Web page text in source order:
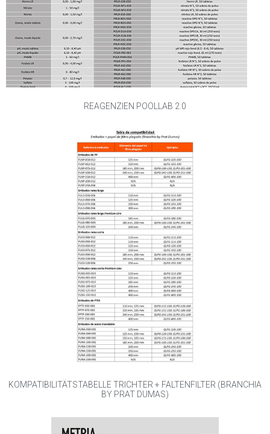
REAGENZIEN POOLLAB 2.0
KOMPATIBILITÄTSTABELLE TRICHTER + FALTENFILTER (BRANCHIA
BY PRAT DUMAS)